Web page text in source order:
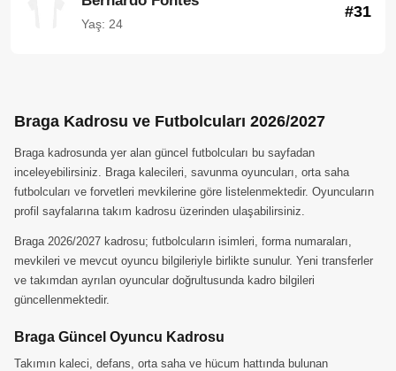
Yaş: 24
#31
Braga Kadrosu ve Futbolcuları 2026/2027
Braga kadrosunda yer alan güncel futbolcuları bu sayfadan
inceleyebilirsiniz. Braga kalecileri, savunma oyuncuları, orta saha
futbolcuları ve forvetleri mevkilerine göre listelenmektedir. Oyuncuların
profil sayfalarına takım kadrosu üzerinden ulaşabilirsiniz.
Braga 2026/2027 kadrosu; futbolcuların isimleri, forma numaraları,
mevkileri ve mevcut oyuncu bilgileriyle birlikte sunulur. Yeni transferler
ve takımdan ayrılan oyuncular doğrultusunda kadro bilgileri
güncellenmektedir.
Braga Güncel Oyuncu Kadrosu
Takımın kaleci, defans, orta saha ve hücum hattında bulunan